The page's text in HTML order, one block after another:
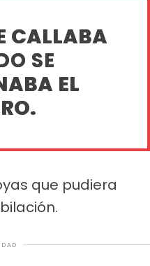
CALLABA
SE
EL
que pudiera